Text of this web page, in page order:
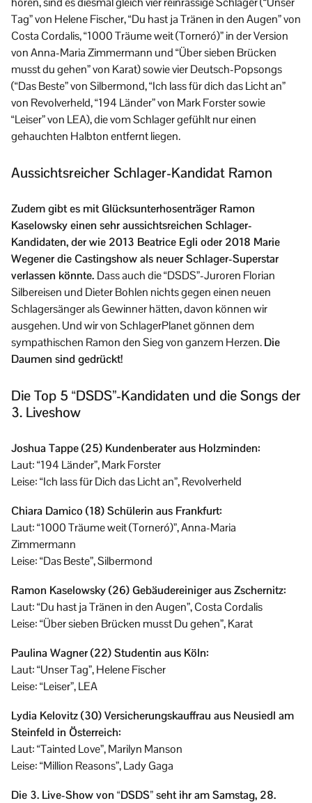
Tag” von Helene Fischer, “Du hast ja Tränen in den Augen” von
Costa Cordalis, “1000 Träume weit (Torneró)” in der Version
von Anna-Maria Zimmermann und “Über sieben Brücken
musst du gehen” von Karat) sowie vier Deutsch-Popsongs
(“Das Beste” von Silbermond, “Ich lass für dich das Licht an”
von Revolverheld, “194 Länder” von Mark Forster sowie
“Leiser” von LEA), die vom Schlager gefühlt nur einen
gehauchten Halbton entfernt liegen.
Aussichtsreicher Schlager-Kandidat Ramon
Zudem gibt es mit Glücksunterhosenträger Ramon
Kaselowsky einen sehr aussichtsreichen Schlager-
Kandidaten, der wie 2013 Beatrice Egli oder 2018 Marie
Wegener die Castingshow als neuer Schlager-Superstar
verlassen könnte. Dass auch die “DSDS”-Juroren Florian
Silbereisen und Dieter Bohlen nichts gegen einen neuen
Schlagersänger als Gewinner hätten, davon können wir
ausgehen. Und wir von SchlagerPlanet gönnen dem
sympathischen Ramon den Sieg von ganzem Herzen.Die
Daumen sind gedrückt!
Die Top 5 “DSDS”-Kandidaten und die Songs der
3. Liveshow
Joshua Tappe (25) Kundenberater aus Holzminden:
Laut: “194 Länder”, Mark Forster
Leise: “Ich lass für Dich das Licht an”, Revolverheld
Chiara Damico (18) Schülerin aus Frankfurt:
Laut: “1000 Träume weit (Torneró)”, Anna-Maria
Zimmermann
Leise: “Das Beste”, Silbermond
Ramon Kaselowsky (26) Gebäudereiniger aus Zschernitz:
Laut: “Du hast ja Tränen in den Augen”, Costa Cordalis
Leise: “Über sieben Brücken musst Du gehen”, Karat
Paulina Wagner (22) Studentin aus Köln:
Laut: “Unser Tag”, Helene Fischer
Leise: “Leiser”, LEA
Lydia Kelovitz (30) Versicherungskauffrau aus Neusiedl am
Steinfeld in Österreich:
Laut: “Tainted Love”, Marilyn Manson
Leise: “Million Reasons”, Lady Gaga
Die 3. Live-Show von “DSDS” seht ihr am Samstag, 28.